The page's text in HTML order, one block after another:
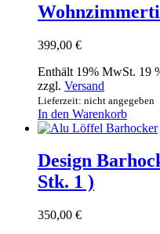
399,00 €
Enthält 19% MwSt. 19
zzgl. Versand
Lieferzeit: nicht angegeben
In den Warenkorb
Design
Stk. 1 )
350,00 €